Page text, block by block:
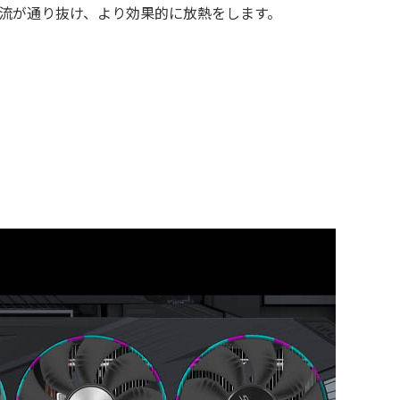
通り抜け、より効果的に放熱をします。